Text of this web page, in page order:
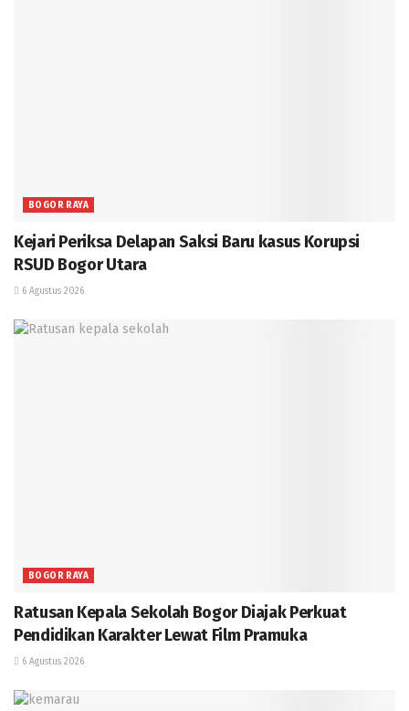
BOGOR RAYA
Kejari Periksa Delapan Saksi Baru kasus Korupsi
RSUD Bogor Utara
6 Agustus 2026
BOGOR RAYA
Ratusan Kepala Sekolah Bogor Diajak Perkuat
Pendidikan Karakter Lewat Film Pramuka
6 Agustus 2026